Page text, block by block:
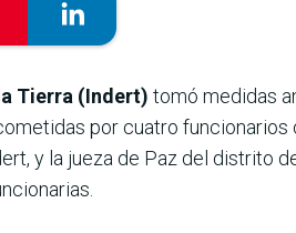
Tierra (Indert) tomó medidas
por cuatro funcionarios
y la jueza de Paz del distrito